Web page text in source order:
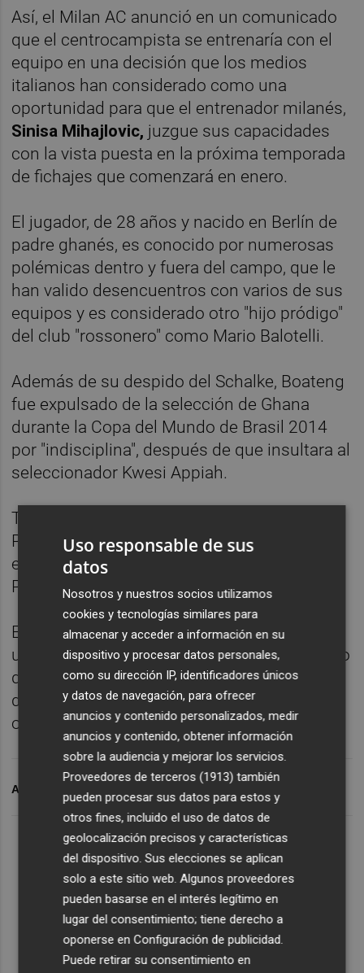
Así, el Milan AC anunció en un comunicado
que el centrocampista se entrenaría con el
equipo en una decisión que los medios
italianos han considerado como una
oportunidad para que el entrenador milanés,
Sinisa Mihajlovic, juzgue sus capacidades
con la vista puesta en la próxima temporada
de fichajes que comenzará en enero.
El jugador, de 28 años y nacido en Berlín de
padre ghanés, es conocido por numerosas
polémicas dentro y fuera del campo, que le
han valido desencuentros con varios de sus
equipos y es considerado otro "hijo pródigo"
del club "rossonero" como Mario Balotelli.
Además de su despido del Schalke, Boateng
fue expulsado de la selección de Ghana
durante la Copa del Mundo de Brasil 2014
por "indisciplina", después de que insultara al
seleccionador Kwesi Appiah.
Tras iniciarse en clubes alemanes, Kevin-
Prince Boateng debutó en la Liga inglesa en
el 2007, donde jugó en el Tottenham y el
Portsmouth.
En 2010 fichó por el Milán, donde consiguió
una Liga en su primer año y brilló cambiando
de funciones en el centro del campo,
desempeñándose como organizador
ofensivo y, en ocasiones, falso extremo.
ARCHIVADO EN
Uso responsable de sus
datos
Nosotros y nuestros socios utilizamos
cookies y tecnologías similares para
almacenar y acceder a información en su
dispositivo y procesar datos personales,
como su dirección IP, identificadores únicos
y datos de navegación, para ofrecer
anuncios y contenido personalizados, medir
anuncios y contenido, obtener información
sobre la audiencia y mejorar los servicios.
Proveedores de terceros (1913) también
pueden procesar sus datos para estos y
otros fines, incluido el uso de datos de
geolocalización precisos y características
del dispositivo. Sus elecciones se aplican
solo a este sitio web. Algunos proveedores
pueden basarse en el interés legítimo en
lugar del consentimiento; tiene derecho a
oponerse enConfiguración de publicidad.
Puede retirar su consentimiento en